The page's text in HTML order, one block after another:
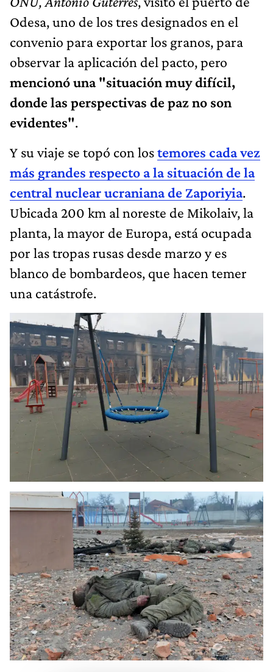
Odesa, uno de los tres designados en el
convenio para exportar los granos, para
observar la aplicación del pacto, pero
mencionó una "situación muy difícil,
donde las perspectivas de paz no son
evidentes".
Y su viaje se topó con lostemores cada vez
más grandes respecto a la situación de la
central nuclear ucraniana de Zaporiyia.
Ubicada 200 km al noreste de Mikolaiv, la
planta, la mayor de Europa, está ocupada
por las tropas rusas desde marzo y es
blanco de bombardeos, que hacen temer
una catástrofe.